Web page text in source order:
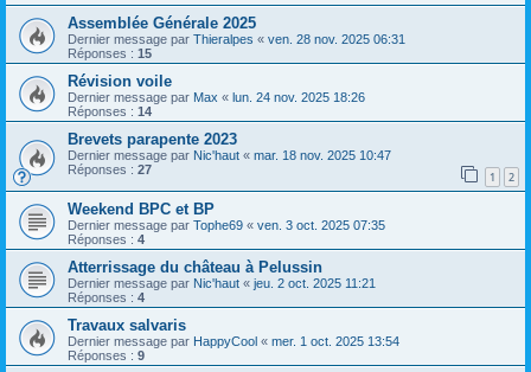
Assemblée Générale 2025
Dernier message par Thieralpes « ven. 28 nov. 2025 06:31
Réponses : 15
Révision voile
Dernier message par Max « lun. 24 nov. 2025 18:26
Réponses : 14
Brevets parapente 2023
Dernier message par Nic'haut « mar. 18 nov. 2025 10:47
Réponses : 27 1 2
Weekend BPC et BP
Dernier message par Tophe69 « ven. 3 oct. 2025 07:35
Réponses : 4
Atterrissage du château à Pelussin
Dernier message par Nic'haut « jeu. 2 oct. 2025 11:21
Réponses : 4
Travaux salvaris
Dernier message par HappyCool « mer. 1 oct. 2025 13:54
Réponses : 9